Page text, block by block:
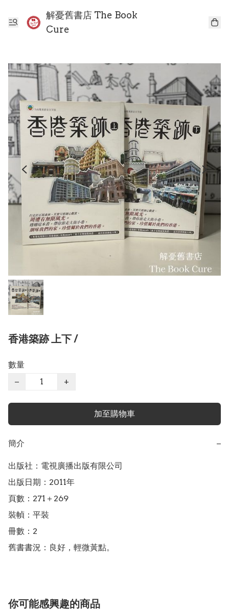
解憂舊書店 The Book
Cure
香港築跡 上下 /
數量
−
+
加至購物車
簡介 −
出版社：電視廣播出版有限公司
出版日期：2011年
頁數：271＋269
裝幀：平裝
冊數：2
舊書書況：良好，輕微黃點。
你可能感興趣的商品